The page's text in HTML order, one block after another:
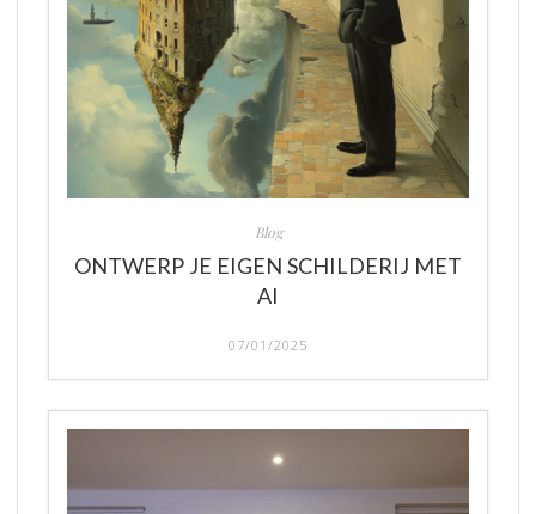
Blog
ONTWERP JE EIGEN SCHILDERIJ MET
AI
07/01/2025